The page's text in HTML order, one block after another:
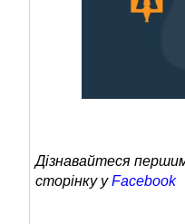
Дізнавайтеся
сторінку уFacebook